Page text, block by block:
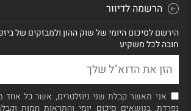
הרשמה לדיוור
הירשם לסיכום היומי של שוק ההון ולמבזקים של
חובה לכל משקיע
אני מאשר קבלת שני ניוזלטרים, אשר כל אחד